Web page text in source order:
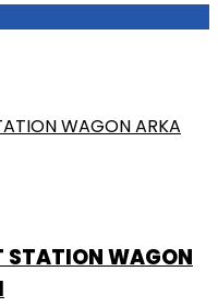
STATION WAGON